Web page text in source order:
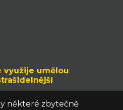
využije umělou
některé zbytečně